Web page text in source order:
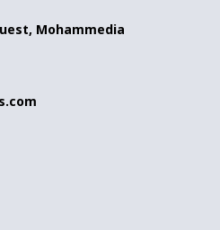
Mohammedia